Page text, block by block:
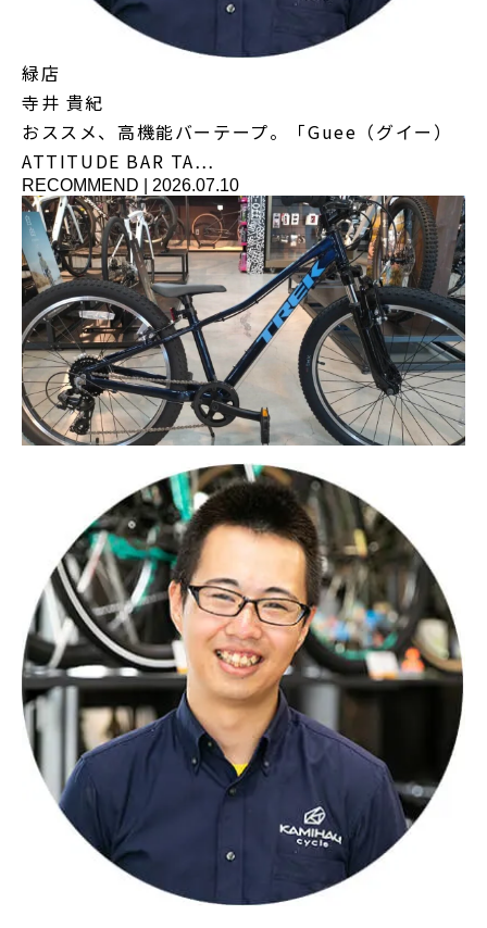
緑店
寺井 貴紀
おススメ、高機能バーテープ。「Guee（グイー）
ATTITUDE BAR TA…
RECOMMEND 2026.07.10